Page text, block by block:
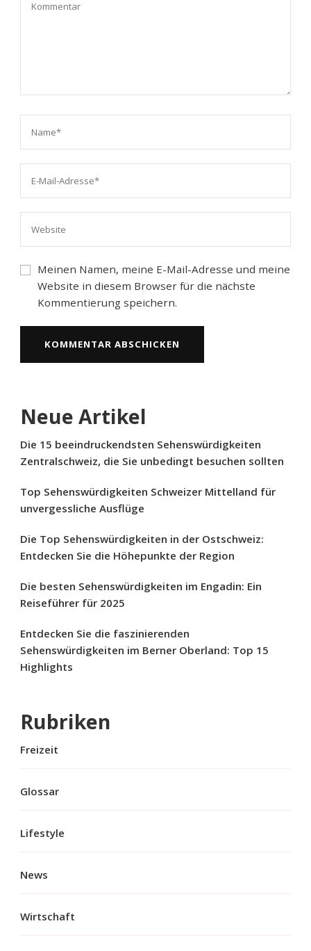
Meinen Namen, meine E-Mail-Adresse und meine
Website in diesem Browser für die nächste
Kommentierung speichern.
Neue Artikel
Die 15 beeindruckendsten Sehenswürdigkeiten
Zentralschweiz, die Sie unbedingt besuchen sollten
Top Sehenswürdigkeiten Schweizer Mittelland für
unvergessliche Ausflüge
Die Top Sehenswürdigkeiten in der Ostschweiz:
Entdecken Sie die Höhepunkte der Region
Die besten Sehenswürdigkeiten im Engadin: Ein
Reiseführer für 2025
Entdecken Sie die faszinierenden
Sehenswürdigkeiten im Berner Oberland: Top 15
Highlights
Rubriken
Freizeit
Glossar
Lifestyle
News
Wirtschaft